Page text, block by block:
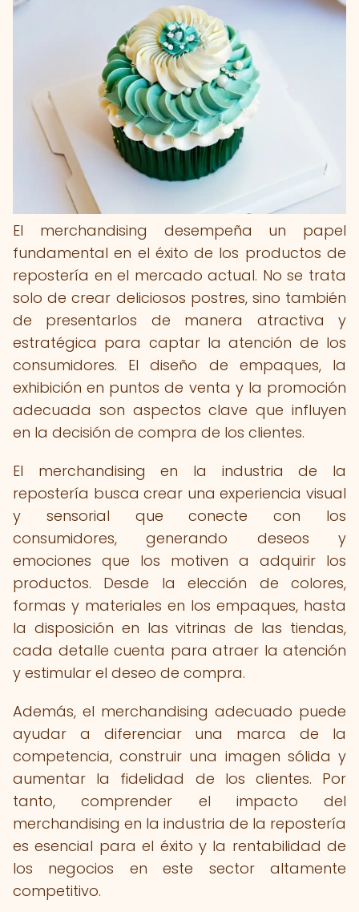
El merchandising desempeña un papel
fundamental en el éxito de los productos de
repostería en el mercado actual. No se trata
solo de crear deliciosos postres, sino también
de presentarlos de manera atractiva y
estratégica para captar la atención de los
consumidores. El diseño de empaques, la
exhibición en puntos de venta y la promoción
adecuada son aspectos clave que influyen
en la decisión de compra de los clientes.
El merchandising en la industria de la
repostería busca crear una experiencia visual
y sensorial que conecte con los
consumidores, generando deseos y
emociones que los motiven a adquirir los
productos. Desde la elección de colores,
formas y materiales en los empaques, hasta
la disposición en las vitrinas de las tiendas,
cada detalle cuenta para atraer la atención
y estimular el deseo de compra.
Además, el merchandising adecuado puede
ayudar a diferenciar una marca de la
competencia, construir una imagen sólida y
aumentar la fidelidad de los clientes. Por
tanto, comprender el impacto del
merchandising en la industria de la repostería
es esencial para el éxito y la rentabilidad de
los negocios en este sector altamente
competitivo.